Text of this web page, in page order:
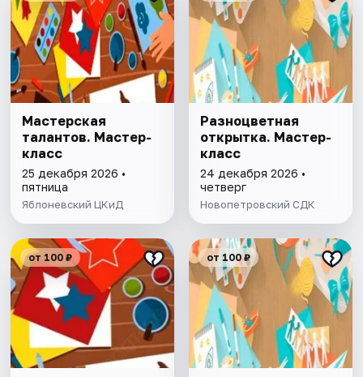
Мастерская
талантов. Мастер-
класс
25 декабря 2026 •
пятница
Яблоневский ЦКиД
Разноцветная
открытка. Мастер-
класс
24 декабря 2026 •
четверг
Новопетровский СДК
от 100 ₽ от 100 ₽